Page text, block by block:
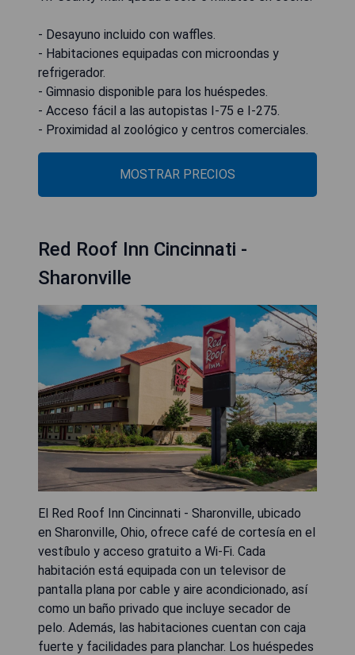
- Desayuno incluido con waffles.
- Habitaciones equipadas con microondas y
refrigerador.
- Gimnasio disponible para los huéspedes.
- Acceso fácil a las autopistas I-75 e I-275.
- Proximidad al zoológico y centros comerciales.
MOSTRAR PRECIOS
Red Roof Inn Cincinnati -
Sharonville
El Red Roof Inn Cincinnati - Sharonville, ubicado
en Sharonville, Ohio, ofrece café de cortesía en el
vestíbulo y acceso gratuito a Wi-Fi. Cada
habitación está equipada con un televisor de
pantalla plana por cable y aire acondicionado, así
como un baño privado que incluye secador de
pelo. Además, las habitaciones cuentan con caja
fuerte y facilidades para planchar. Los huéspedes